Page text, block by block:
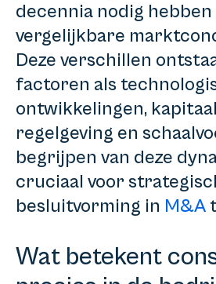
decennia nodig hebben
vergelijkbare
Deze verschillen
factoren als
ontwikkelingen,
regelgeving en
begrijpen van deze
cruciaal voor
besluitvorming in M&A
Wat betekent